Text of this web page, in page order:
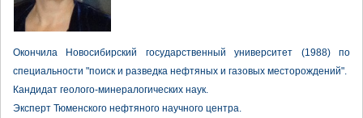
Окончила Новосибирский государственный университет (1988) по
специальности "поиск и разведка нефтяных и газовых месторождений".
Кандидат геолого-минералогических наук.
Эксперт Тюменского нефтяного научного центра.